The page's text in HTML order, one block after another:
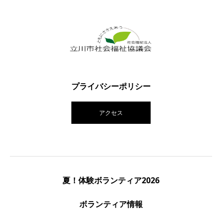
プライバシーポリシー
アクセス
夏！体験ボランティア2026
ボランティア情報